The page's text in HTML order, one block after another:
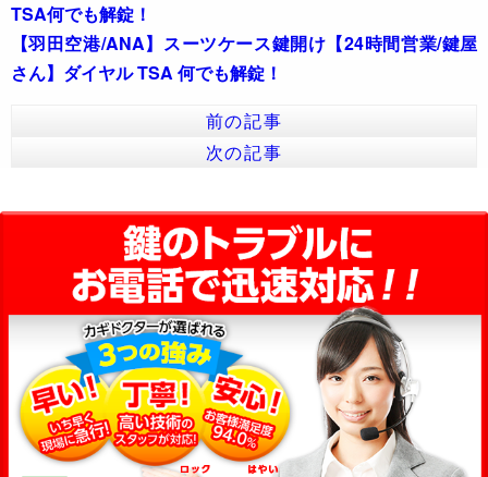
TSA何でも解錠！
【羽田空港/ANA】スーツケース鍵開け【24時間営業/鍵屋
さん】ダイヤル TSA 何でも解錠！
前の記事
次の記事